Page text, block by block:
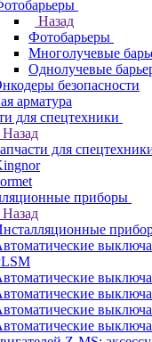
Назад
Фотобарьеры
Многолучевые
Однолучевые
безопасности
арматура
для спецтехники
Назад
для
приборы
Назад